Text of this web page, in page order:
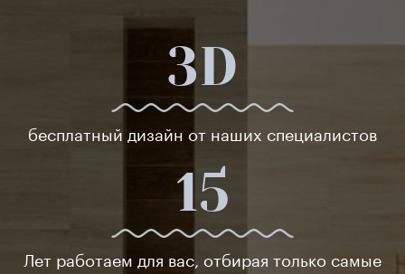
3D
бесплатный дизайн от наших специалистов
15
Лет работаем для вас, отбирая только самые